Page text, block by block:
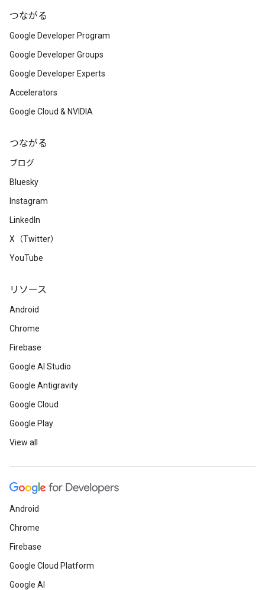
つながる
Google Developer Program
Google Developer Groups
Google Developer Experts
Accelerators
Google Cloud & NVIDIA
つながる
ブログ
Bluesky
Instagram
LinkedIn
X（Twitter）
YouTube
リソース
Android
Chrome
Firebase
Google AI Studio
Google Antigravity
Google Cloud
Google Play
View all
Android
Chrome
Firebase
Google Cloud Platform
Google AI